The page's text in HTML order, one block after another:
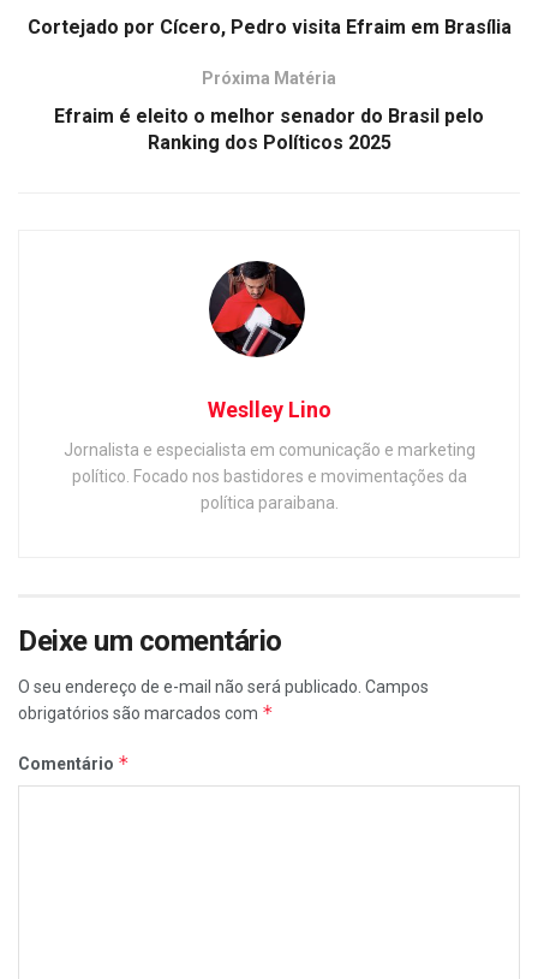
Cortejado por Cícero, Pedro visita Efraim em Brasília
Próxima Matéria
Efraim é eleito o melhor senador do Brasil pelo
Ranking dos Políticos 2025
Weslley Lino
Jornalista e especialista em comunicação e marketing
político. Focado nos bastidores e movimentações da
política paraibana.
Deixe um comentário
O seu endereço de e-mail não será publicado. Campos
obrigatórios são marcados com *
Comentário *